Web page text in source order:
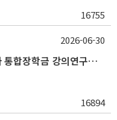
16755
2026학년도 2학기 차세대 인문학자 통합장학금 강의연구조교 선발 안내(~7/8)
16894
2026-06-30